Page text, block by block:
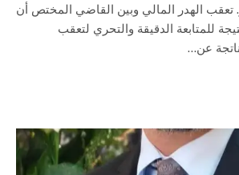
تعقب الهدر المالي وبين القاضي المختص أن
للمتابعة الدقيقة والتحري لتعقب
عن…